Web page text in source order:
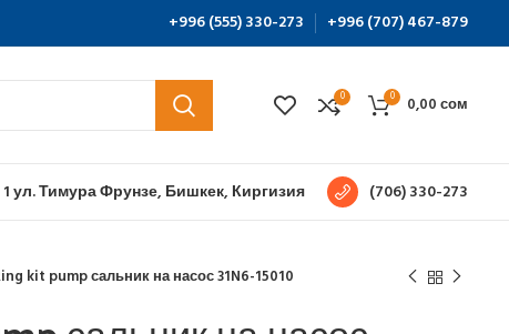
+996 (555) 330-273 +996 (707) 467-879
0 0 0,00сом
1 ул. Тимура Фрунзе, Бишкек, Киргизия (706) 330-273
kit pump сальник на насос 31N6-15010